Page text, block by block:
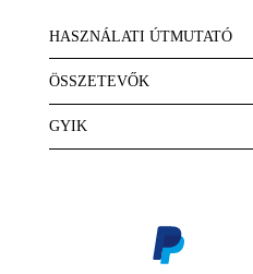
HASZNÁLATI ÚTMUTATÓ
ÖSSZETEVŐK
GYIK